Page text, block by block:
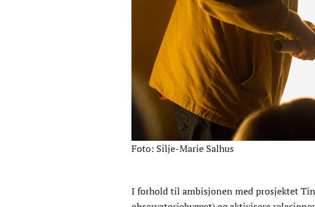
Foto: Silje-Marie Salhus
I forhold til ambisjonen med prosjektet